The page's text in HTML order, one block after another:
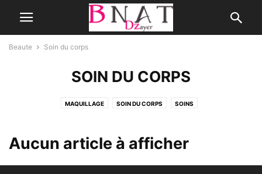
Beaute Soin du corps
SOIN DU CORPS
MAQUILLAGE SOIN DU CORPS SOINS
Aucun article à afficher